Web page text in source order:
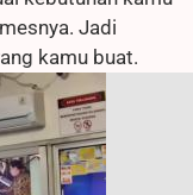
Jadi
kamu buat.